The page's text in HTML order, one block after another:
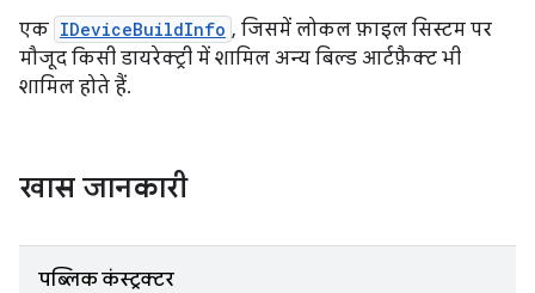
एक IDeviceBuildInfo , जिसमें लोकल फ़ाइल सिस्टम पर
मौजूद किसी डायरेक्ट्री में शामिल अन्य बिल्ड आर्टफ़ैक्ट भी
शामिल होते हैं.
खास जानकारी
पब्लिक कंस्ट्रक्टर